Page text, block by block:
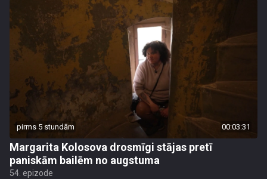
pirms 5 stundām 00:03:31
Margarita Kolosova drosmīgi stājas pretī
paniskām bailēm no augstuma
54. epizode